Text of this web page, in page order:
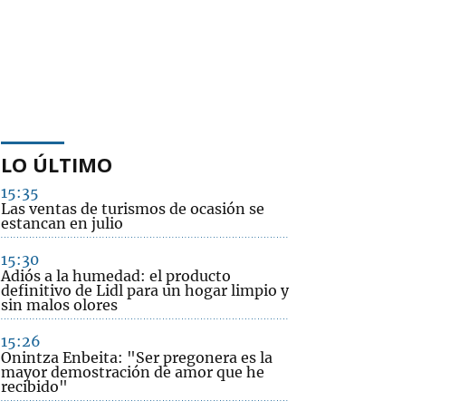
LO ÚLTIMO
15:35
Las ventas de turismos de ocasión se
estancan en julio
15:30
Adiós a la humedad: el producto
definitivo de Lidl para un hogar limpio y
sin malos olores
15:26
Onintza Enbeita: "Ser pregonera es la
mayor demostración de amor que he
recibido"